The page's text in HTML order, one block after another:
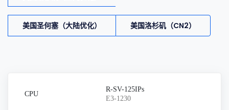
美国圣何塞（大陆优化） 美国洛杉矶（CN2）
R-SV-125IPs
E3-1230